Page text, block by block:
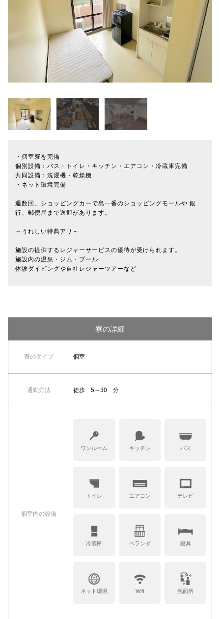
・個室寮を完備
個別設備：バス・トイレ・キッチン・エアコン・冷蔵庫完備
共同設備：洗濯機・乾燥機
・ネット環境完備
週数回、ショッピングカーで島一番のショッピングモールや 銀
行、郵便局まで送迎があります。
～うれしい特典アリ～
施設の提供するレジャーサービスの優待が受けられます。
施設内の温泉・ジム・プール
体験ダイビングや自社レジャーツアーなど
寮の詳細
寮のタイプ 個室
通勤方法 徒歩 5～30 分
個室内の設備
ワンルーム キッチン バス
トイレ エアコン テレビ
冷蔵庫 ベランダ 寝具
ネット環境 Wifi 洗面所